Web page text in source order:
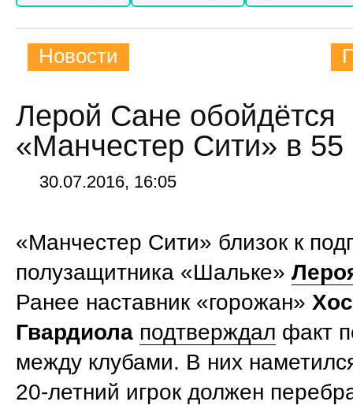
Новости
Лерой Сане обойдётся
«Манчестер Сити» в
30.07.2016, 16:05
«Манчестер Сити» близок к
полузащитника «Шальке»
Ранее наставник «горожан»
Гвардиола подтверждал факт
между клубами. В них
20-летний игрок должен